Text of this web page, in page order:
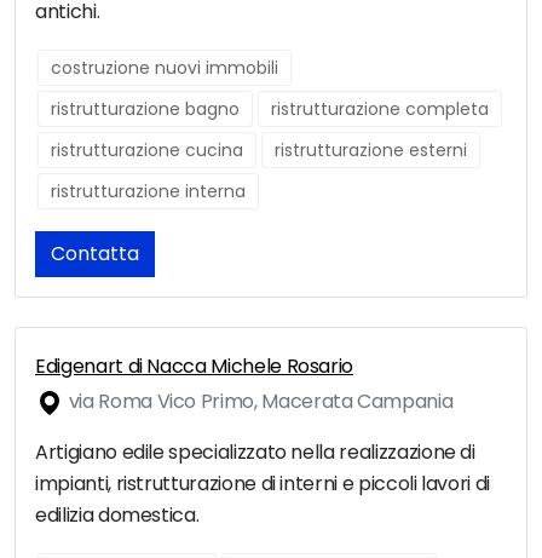
antichi.
costruzione nuovi immobili
ristrutturazione bagno
ristrutturazione completa
ristrutturazione cucina
ristrutturazione esterni
ristrutturazione interna
Contatta
Edigenart di Nacca Michele Rosario
via Roma Vico Primo, Macerata Campania
Artigiano edile specializzato nella realizzazione di
impianti, ristrutturazione di interni e piccoli lavori di
edilizia domestica.